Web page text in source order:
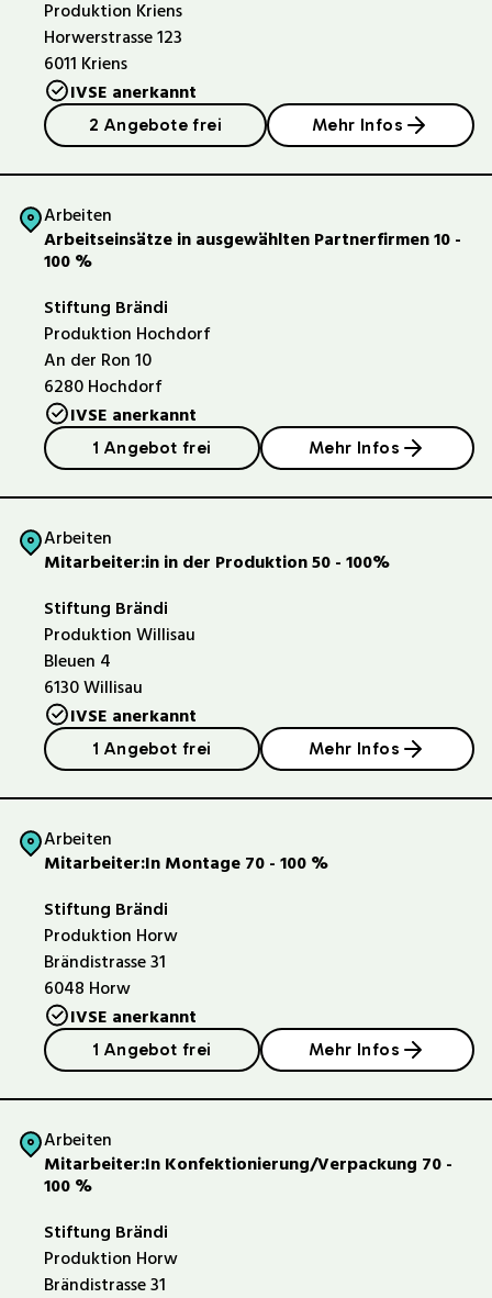
Produktion Kriens
Horwerstrasse 123
6011 Kriens
IVSE anerkannt
2 Angebote frei Mehr Infos
Arbeiten
Arbeitseinsätze in ausgewählten Partnerfirmen 10 -
100 %
Stiftung Brändi
Produktion Hochdorf
An der Ron 10
6280 Hochdorf
IVSE anerkannt
1 Angebot frei Mehr Infos
Arbeiten
Mitarbeiter:in in der Produktion 50 - 100%
Stiftung Brändi
Produktion Willisau
Bleuen 4
6130Willisau
IVSE anerkannt
1 Angebot frei Mehr Infos
Arbeiten
Mitarbeiter:In Montage 70 - 100 %
Stiftung Brändi
Produktion Horw
Brändistrasse 31
6048 Horw
IVSE anerkannt
1 Angebot frei Mehr Infos
Arbeiten
Mitarbeiter:In Konfektionierung/Verpackung 70 -
100 %
Stiftung Brändi
Produktion Horw
Brändistrasse 31